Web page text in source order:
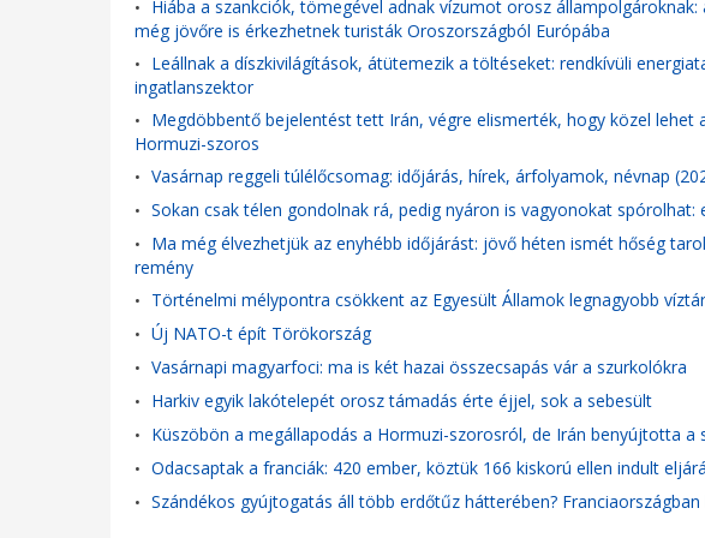
• Hiába a szankciók, tömegével adnak vízumot orosz
még jövőre is érkezhetnek turisták Oroszországból Európába
• Leállnak a díszkivilágítások, átütemezik a töltéseket: rendkívüli
ingatlanszektor
• Megdöbbentő bejelentést tett Irán, végre elismerték, hogy közel lehet
Hormuzi-szoros
• Vasárnap reggeli túlélőcsomag: időjárás, hírek, árfolyamok, névnap
• Sokan csak télen gondolnak rá, pedig nyáron is vagyonokat
• Ma még élvezhetjük az enyhébb időjárást: jövő héten ismét hőség
remény
• Történelmi mélypontra csökkent az Egyesült Államok legnagyobb
• Új NATO-t épít Törökország
• Vasárnapi magyarfoci: ma is két hazai összecsapás vár a szurkolókra
• Harkiv egyik lakótelepét orosz támadás érte éjjel, sok a sebesült
• Küszöbön a megállapodás a Hormuzi-szorosról, de Irán benyújtotta a
• Odacsaptak a franciák: 420 ember, köztük 166 kiskorú ellen indult
• Szándékos gyújtogatás áll több erdőtűz hátterében?